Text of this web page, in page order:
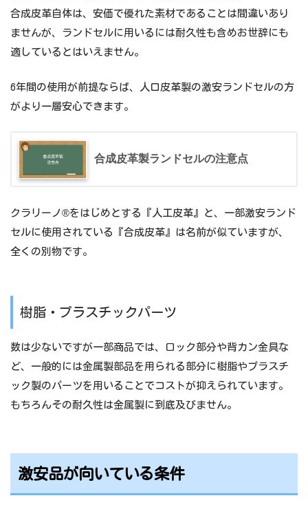
合成皮革自体は、安価で優れた素材であることは間違いあり
ませんが、ランドセルに用いるには耐久性も含めお世辞にも
適しているとはいえません。
6年間の使用が前提ならば、人口皮革製の激安ランドセルの方
がより一層安心できます。
合成皮革製ランドセルの注意点
クラリーノ®をはじめとする『人工皮革』と、一部激安ランド
セルに使用されている『合成皮革』は名前が似ていますが、
全くの別物です。
樹脂・プラスチックパーツ
数は少ないですが一部商品では、ロック部分や背カン金具な
ど、一般的には金属製部品を用られる部分に樹脂やプラスチ
ック製のパーツを用いることでコストが抑えられています。
もちろんその耐久性は金属製に到底及びません。
激安品が向いている条件